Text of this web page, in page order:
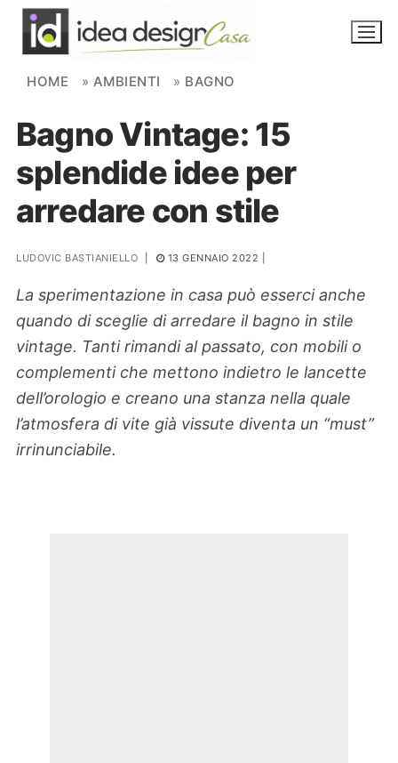
Skip to content
NOVITÀ
AMBIENTI
FAI DA TE
PIANTE
Ortaggio
Search for:
HOME » AMBIENTI » BAGNO
Bagno Vintage: 15
splendide idee per
arredare con stile
LUDOVIC BASTIANIELLO 13 GENNAIO 2022
La sperimentazione in casa può esserci anche
quando di sceglie di arredare il bagno in stile
vintage. Tanti rimandi al passato, con mobili o
complementi che mettono indietro le lancette
dell’orologio e creano una stanza nella quale
l’atmosfera di vite già vissute diventa un “must”
irrinunciabile.